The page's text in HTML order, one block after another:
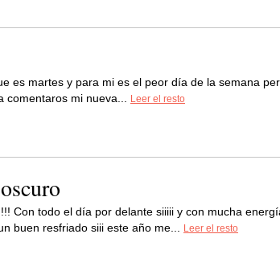
es martes y para mi es el peor día de la semana
comentaros mi nueva...
Leer el resto
Con todo el día por delante siiiii y con mucha
buen resfriado siii este año me...
Leer el resto